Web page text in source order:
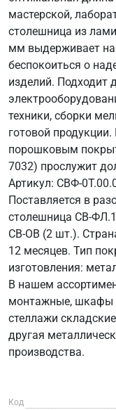
мастерской,
столешница из
мм выдерживает
беспокоиться о
изделий. Подходит
техники, сборки
готовой
порошковым
7032) прослужит
Артикул: СВФ-
Поставляется в
столешница СВ-
СВ-ОВ (2 шт.).
12 месяцев. Тип
изготовления:
В нашем
монтажные, шкафы
стеллажи
другая
производства.
Код